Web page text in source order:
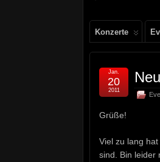
Konzerte
Jan.
20
2011
Grüße!
Viel zu lang
sind. Bin leider